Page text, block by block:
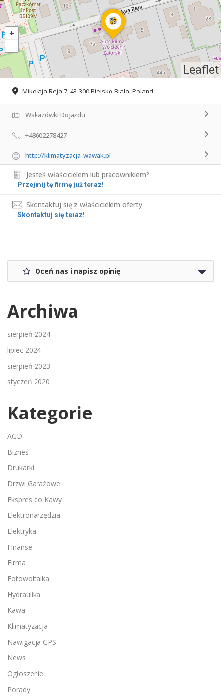
Leaflet
Mikołaja Reja 7, 43-300 Bielsko-Biała, Poland
Wskazówki Dojazdu
+48602278427
http://klimatyzacja-wawak.pl
Jesteś właścicielem lub pracownikiem?
Przejmij tę firmę już teraz!
Skontaktuj się z właścicielem oferty
Skontaktuj się teraz!
Oceń nas i napisz opinię
Archiwa
sierpień 2024
lipiec 2024
sierpień 2023
styczeń 2020
Kategorie
AGD
Biznes
Drukarki
Drzwi Garażowe
Ekspres do Kawy
Elektronarzędzia
Elektryka
Finanse
Firma
Fotowoltaika
Hydraulika
Kawa
Klimatyzacja
Nawigacja GPS
News
Ogłoszenie
Porady